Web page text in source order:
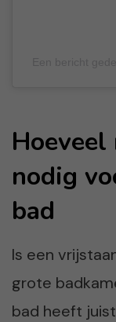
nodig
bad
Is een
grote
bad heeft